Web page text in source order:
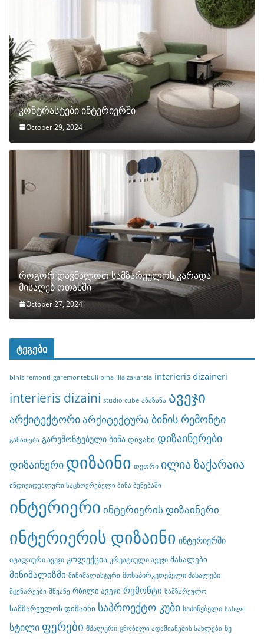
კონტრასტები ინტერიერში
October 29, 2024
როგორ დავმალოთ სამზარეულოს კარადა
მისაღებ ოთახში
October 27, 2024
ტეგები
binis remonti garemontebuli bina ilia zakaraia interieris dizaineri
interieris dizaini studio cube აბაზანა ავეჯი
არქიტექტორიარქიტექტურა ბინის რემონტი
განათება გარემონტებული ბინა დივანი დიზაინერები
დიზაინერი დიზაინი თეთრი ილია ზაქარაია
ინდივიდუალური საცხოვრებელი ბინა ბუნებაში
ინტერიერი ინტერიერის დიზაინერი
ინტერიერის დიზაინი ინტერიერში
იტალიური ავეჯი კოლექცია კრეატიული ავეჯი მასალები
მინიმალიზმი მინიმალისტური მოსაპირკეთებელი მასალები
მცენარეები მწვანე რბილი ავეჯი რემონტი სამზარეულო
სამზარეულოს დიზაინი საპროექტო კუბი საძინებელი სახლი
სტილი ფერები შპალერი ცნობილი ადამიანების სახლები ხე